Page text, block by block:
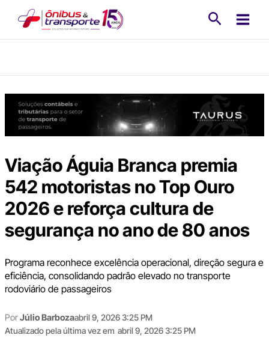
Viação Águia Branca premia
542 motoristas no Top Ouro
2026 e reforça cultura de
segurança no ano de 80 anos
Programa reconhece excelência operacional, direção segura e
eficiência, consolidando padrão elevado no transporte
rodoviário de passageiros
PorJúlio Barbozaabril 9, 2026 3:25 PM
Atualizado pela última vez em abril 9, 2026 3:25 PM